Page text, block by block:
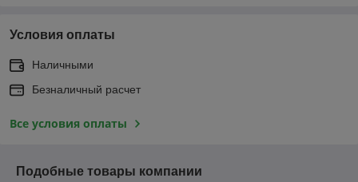
Условия оплаты
Наличными
Безналичный расчет
Все условия оплаты
Подобные товары компании